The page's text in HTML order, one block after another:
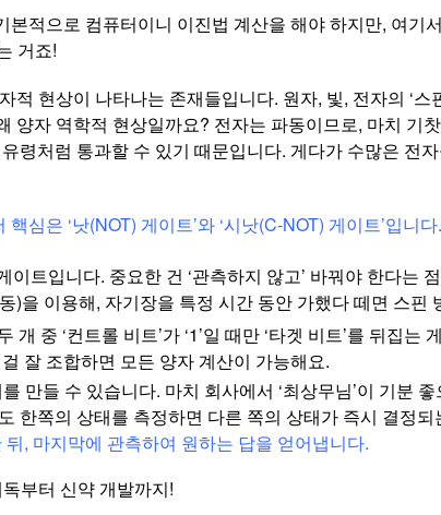
적으로 컴퓨터이니 이진법 계산을 해야 하지만, 여기
거죠!
현상이 나타나는 존재들입니다. 원자, 빛, 전자의 ‘스
양자 역학적 현상일까요? 전자는 파동이므로, 마치 기
령처럼 통과할 수 있기 때문입니다. 게다가 수많은 전자
심은 ‘낫(NOT) 게이트’와 ‘시낫(C-NOT) 게이트’입니다.
게이트입니다. 중요한 건 ‘관측하지 않고’ 바꿔야 한다
)을 이용해, 자기장을 특정 시간 동안 가했다 떼면 스핀
개 중 ‘컨트롤 비트’가 ‘1’일 때만 ‘타겟 비트’를 뒤집는
잘 조합하면 모든 양자 계산이 가능해요.
만들 수 있습니다. 마치 회사에서 ‘최상무님’이 기분 좋
한쪽의 상태를 측정하면 다른 쪽의 상태가 즉시 결정되
, 마지막에 관측하여 원하는 답을 얻어냅니다.
부터 신약 개발까지!